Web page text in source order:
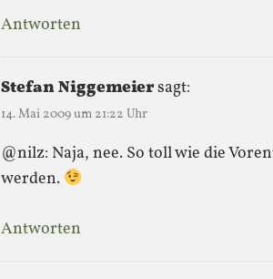
Antworten
Stefan Niggemeiersagt:
14. Mai 2009 um 21:22 Uhr
@nilz: Naja, nee. So toll wie die
werden.
Antworten